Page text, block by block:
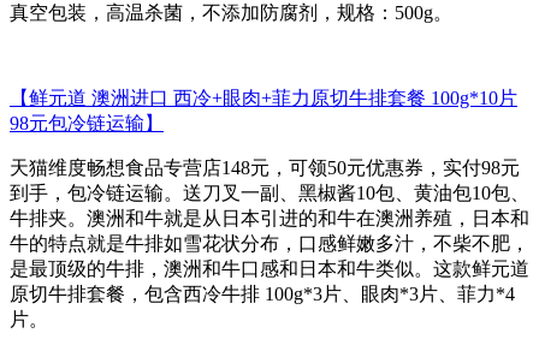
真空包装，高温杀菌，不添加防腐剂，规格：500g。
【鲜元道 澳洲进口 西冷+眼肉+菲力原切牛排套餐 100g*10片
98元包冷链运输】
天猫维度畅想食品专营店148元，可领50元优惠券，实付98元
到手，包冷链运输。送刀叉一副、黑椒酱10包、黄油包10包、
牛排夹。澳洲和牛就是从日本引进的和牛在澳洲养殖，日本和
牛的特点就是牛排如雪花状分布，口感鲜嫩多汁，不柴不肥，
是最顶级的牛排，澳洲和牛口感和日本和牛类似。这款鲜元道
原切牛排套餐，包含西冷牛排 100g*3片、眼肉*3片、菲力*4
片。